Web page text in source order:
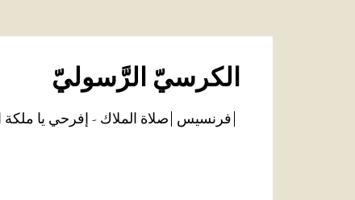
الكرسيّ الرَّسوليّ
فرنسيس صلاة الملاك - إفرحي يا ملكة